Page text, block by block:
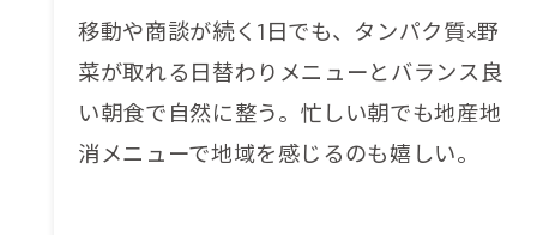
移動や商談が続く1日でも、タンパク質×野
菜が取れる日替わりメニューとバランス良
い朝食で自然に整う。忙しい朝でも地産地
消メニューで地域を感じるのも嬉しい。